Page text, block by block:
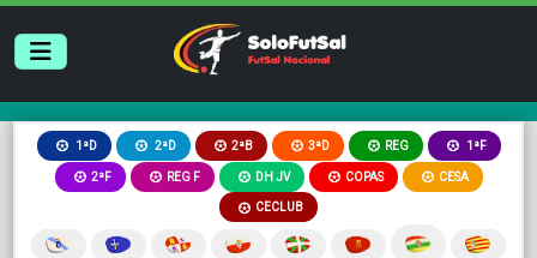
1ªD 2ªD 2ªB 3ªD REG 1ªF
2ªF REG F DH JV COPAS CESA
CECLUB